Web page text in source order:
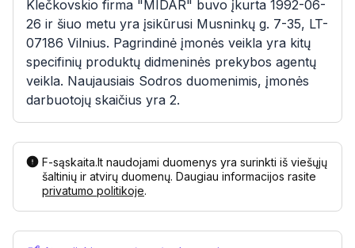
Klečkovskio firma "MIDAR" buvo įkurta 1992-06-
26 ir šiuo metu yra įsikūrusi Musninkų g. 7-35, LT-
07186 Vilnius. Pagrindinė įmonės veikla yra kitų
specifinių produktų didmeninės prekybos agentų
veikla. Naujausiais Sodros duomenimis, įmonės
darbuotojų skaičius yra 2.
F-sąskaita.lt naudojami duomenys yra surinkti iš viešųjų
šaltinių ir atvirų duomenų. Daugiau informacijos rasite
privatumo politikoje.